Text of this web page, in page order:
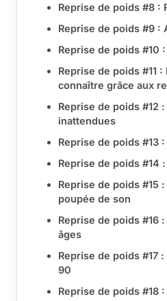
Reprise de poids #8 :
Reprise de poids #9 :
Reprise de poids #10
Reprise de poids #11
connaître grâce aux
Reprise de poids #12
inattendues
Reprise de poids #13
Reprise de poids #14
Reprise de poids #15
poupée de son
Reprise de poids #16
âges
Reprise de poids #17
90
Reprise de poids #18